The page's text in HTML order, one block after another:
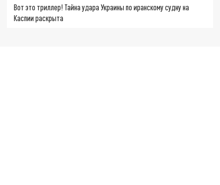
Вот это триллер! Тайна удара Украины по иранскому судну на
Каспии раскрыта